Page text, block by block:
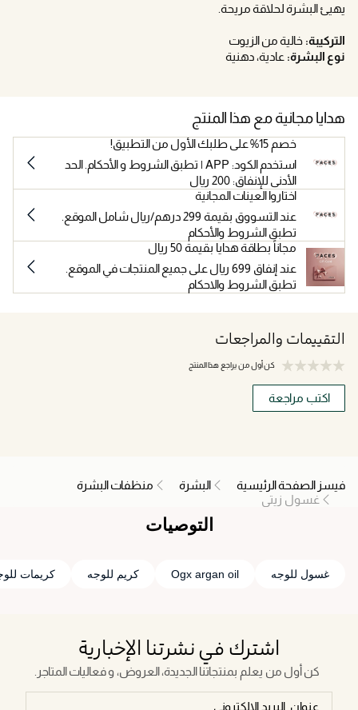
يهيئ البشرة لحلاقة مريحة.
التركيبة: خالية من الزيوت
نوع البشرة: عادية، دهنية
هدايا مجانية مع هذا المنتج
خصم 15% على طلبك الأول من التطبيق!
استخدم الكود: APP | تطبق الشروط و الأحكام. الحد
الأدنى للإنفاق: 200 ريال
اختاروا العينات المجانية
عند التسووق بقيمة 299 درهم/ريال شامل الموقع.
تطبق الشروط والأحكام
مجاناً بطاقة هدايا بقيمة 50 ريال
عند إنفاق 699 ريال على جميع المنتجات في الموقع.
تطبق الشروط والاحكام
التقييمات والمراجعات
كن أول من يراجع هذا المنتج
اكتب مراجعة
فيسز الصفحة الرئيسية البشرة
منظفات البشرة
غسول زيتي
التوصيات
غسول للوجه Ogx argan oil كريم للوجه كريمات
اشترك في نشرتنا الإخبارية
كن أول من يعلم بمنتجاتنا الجديدة، العروض، و فعاليات المتاجر.